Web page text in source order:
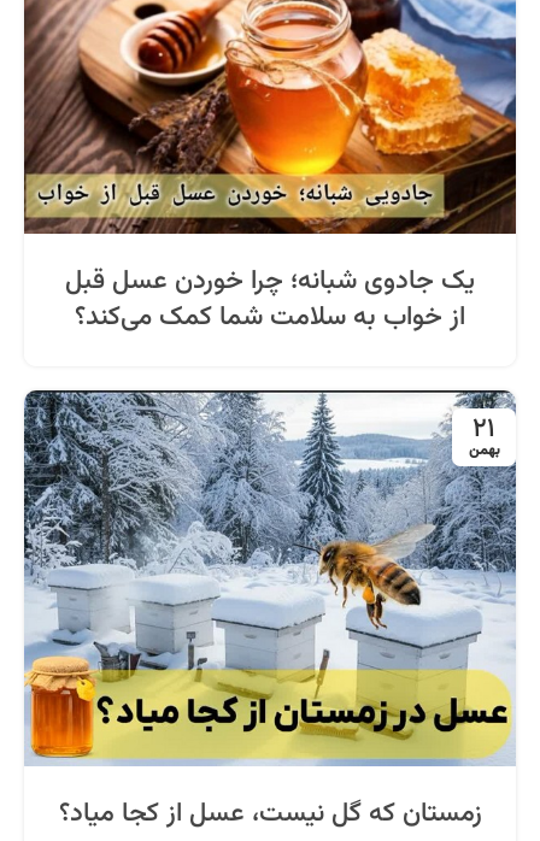
یک جادوی شبانه؛ چرا خوردن عسل قبل
از خواب به سلامت شما کمک می‌کند؟
21
بهمن
زمستان که گل نیست، عسل از کجا میاد؟